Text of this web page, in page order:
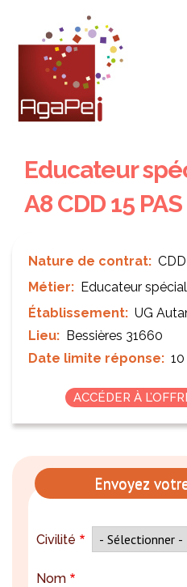
contenu
principal
Educateur
A8 CDD 15
Nature de contrat
CDD
Métier
Educateur
Établissement
UG
Lieu
Bessières 31660
Date limite réponse
ACCÉDER À
Envoyez
Civilité
Nom